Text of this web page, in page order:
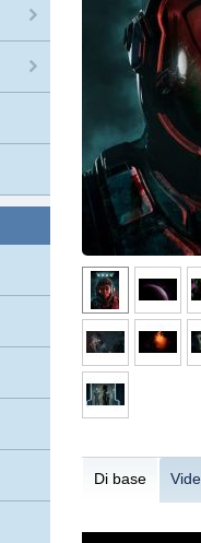
Di base